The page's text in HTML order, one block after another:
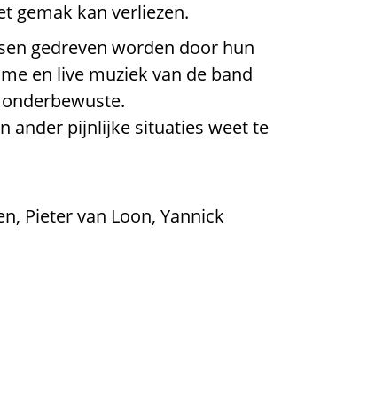
gemak kan verliezen.
gedreven worden door hun
en live muziek van de band
ander pijnlijke situaties weet te
Pieter van Loon, Yannick